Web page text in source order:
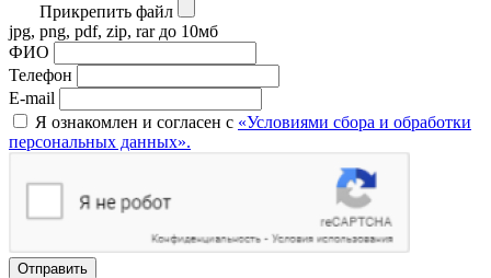
Прикрепить файл
jpg, png, pdf, zip, rar до 10мб
ФИО
Телефон
E-mail
Я ознакомлен и согласен с «Условиями сбора и обработки
персональных данных».
Отправить